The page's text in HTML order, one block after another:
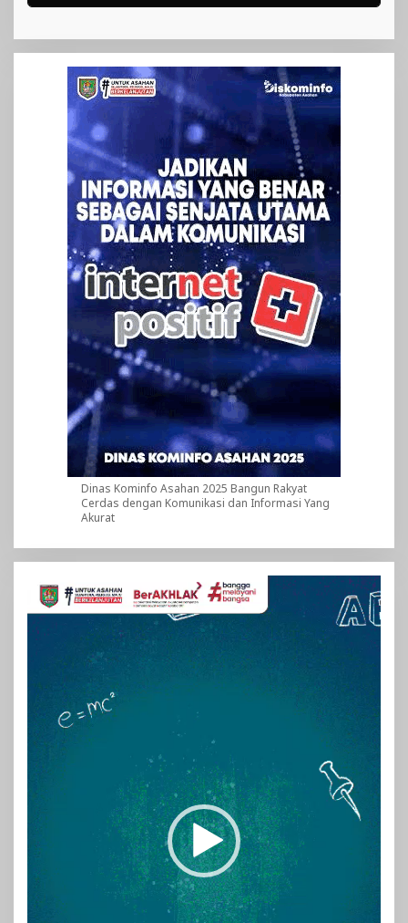
Dinas Kominfo Asahan 2025 Bangun Rakyat
Cerdas dengan Komunikasi dan Informasi Yang
Akurat
Pemutar
Video